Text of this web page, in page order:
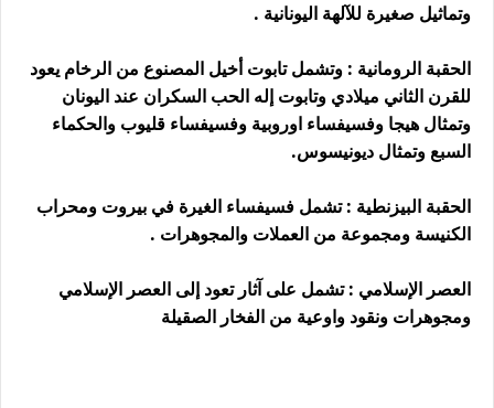
وتماثيل صغيرة للآلهة اليونانية .
الحقبة الرومانية : وتشمل تابوت أخيل المصنوع من الرخام يعود
للقرن الثاني ميلادي وتابوت إله الحب السكران عند اليونان
وتمثال هيجا وفسيفساء اوروبية وفسيفساء قليوب والحكماء
السبع وتمثال ديونيسوس.
الحقبة البيزنطية : تشمل فسيفساء الغيرة في بيروت ومحراب
الكنيسة ومجموعة من العملات والمجوهرات .
العصر الإسلامي : تشمل على آثار تعود إلى العصر الإسلامي
ومجوهرات ونقود واوعية من الفخار الصقيلة